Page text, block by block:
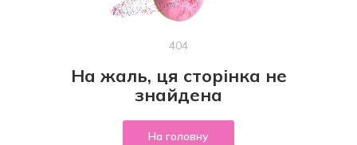
404
На жаль, ця сторінка не
знайдена
На головну